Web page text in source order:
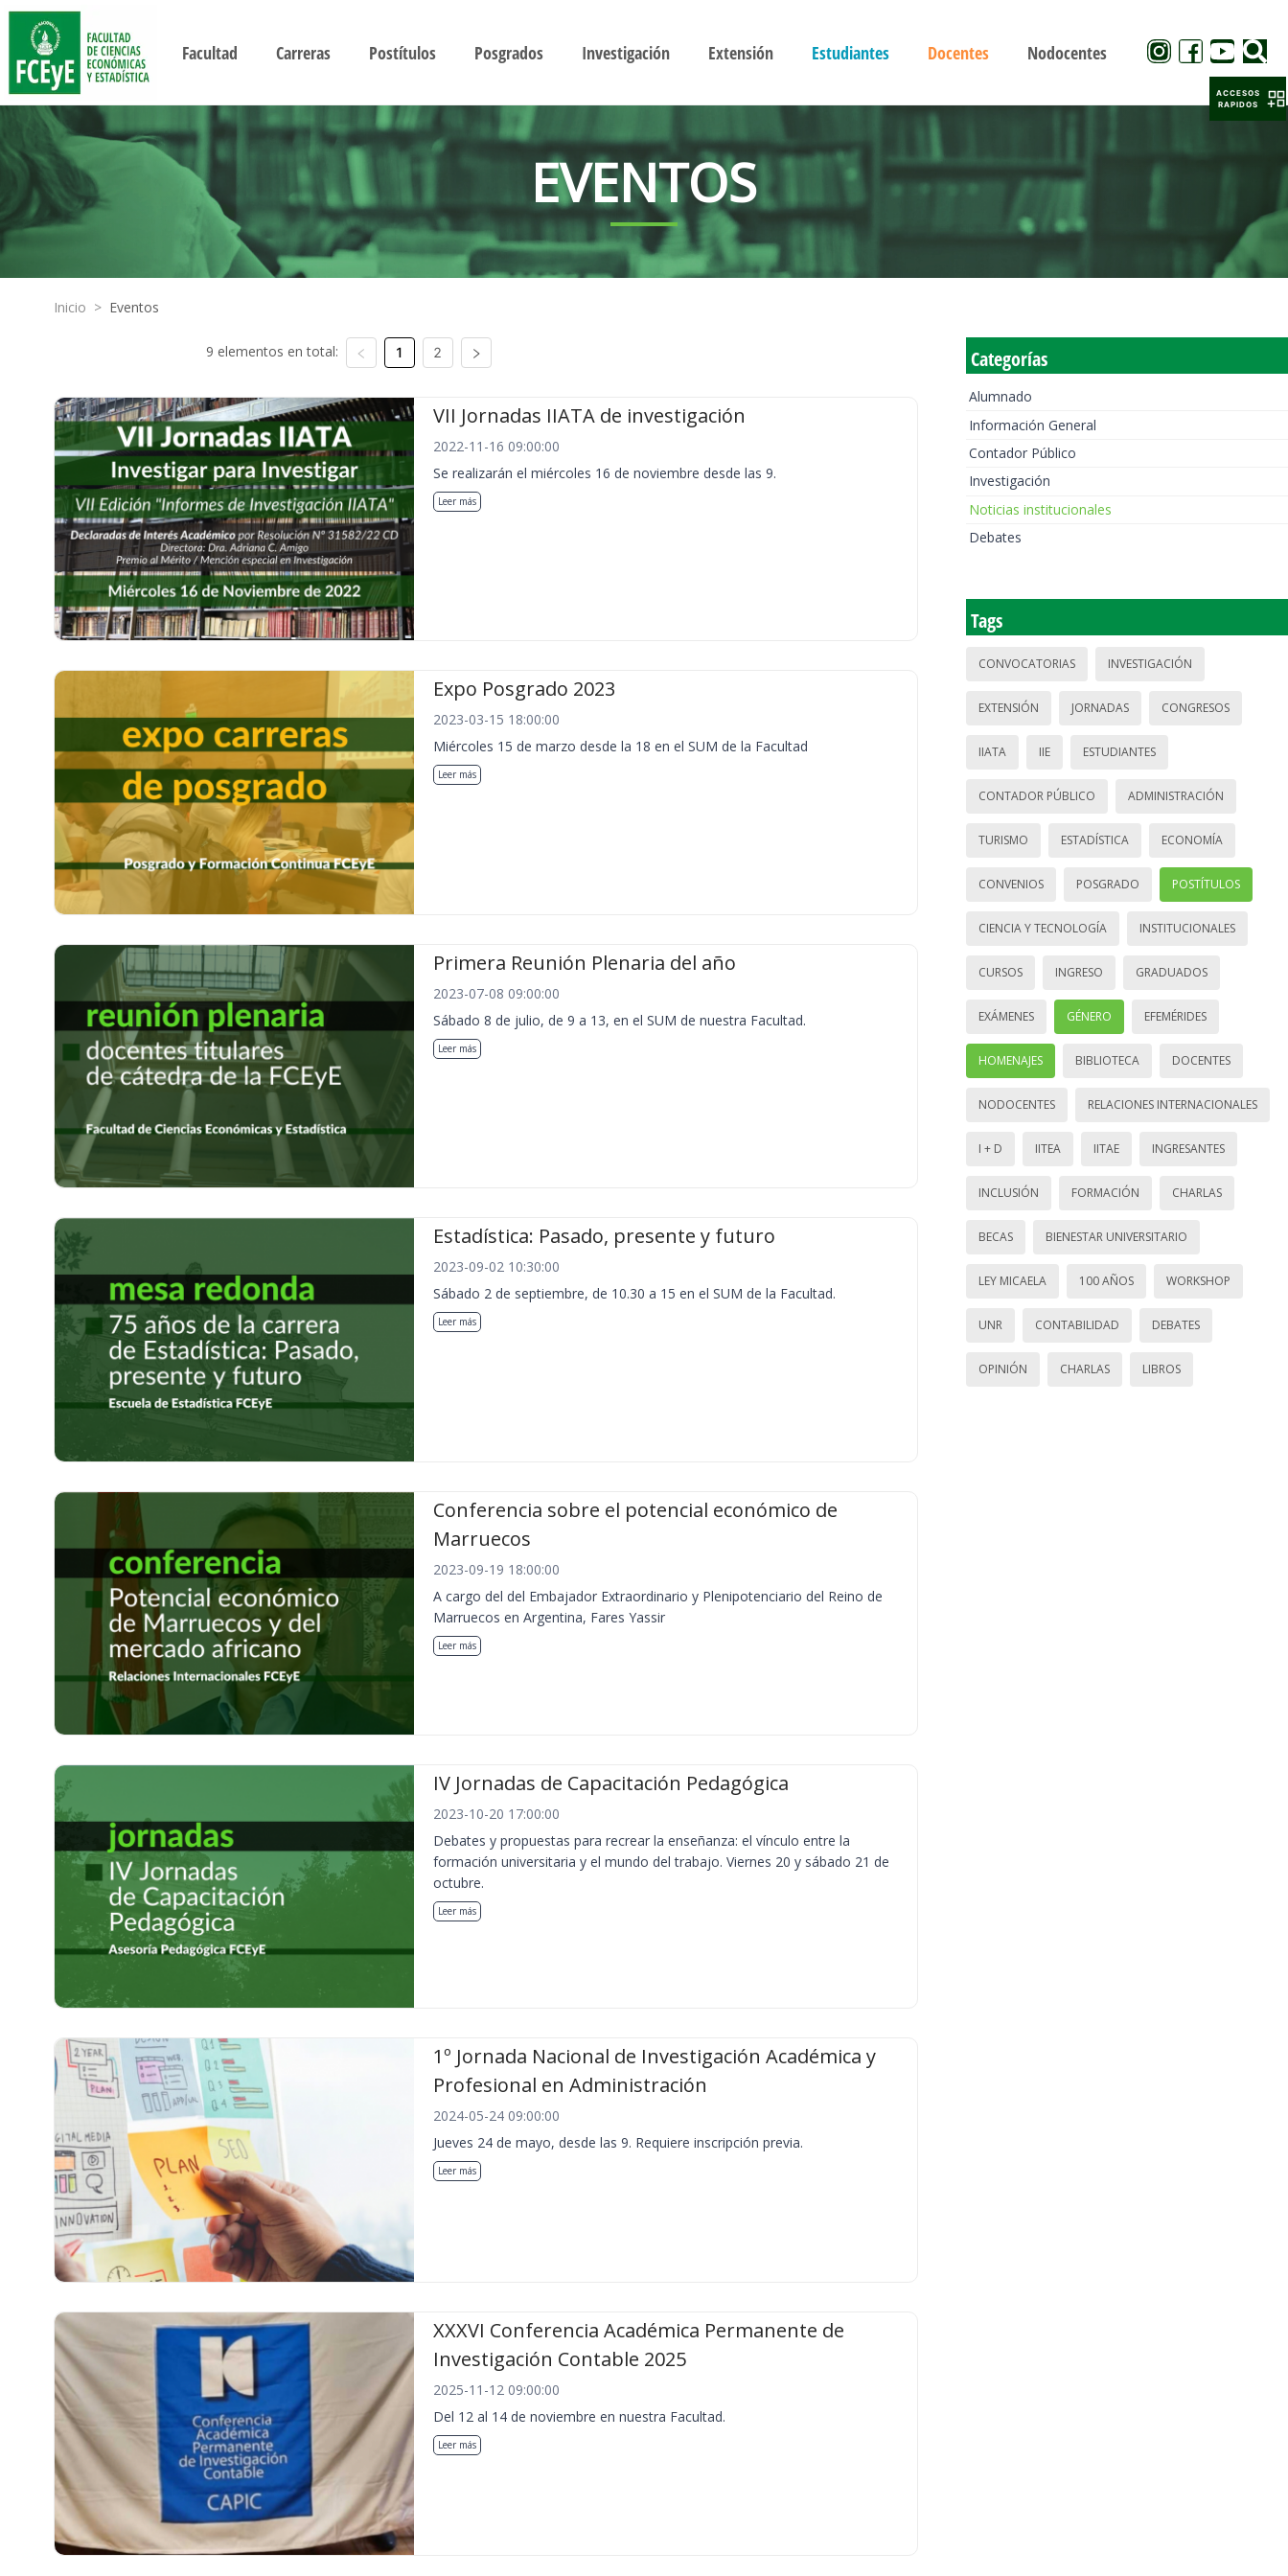
Facultad Carreras Postítulos Posgrados Investigación Extensión Estudiantes Docentes Nodocentes
EVENTOS
Inicio > Eventos
9 elementos en total: 1 2
VII Jornadas IIATA de investigación
2022-11-16 09:00:00
Se realizarán el miércoles 16 de noviembre desde las 9.
Leer más
Expo Posgrado 2023
2023-03-15 18:00:00
Miércoles 15 de marzo desde la 18 en el SUM de la Facultad
Leer más
Primera Reunión Plenaria del año
2023-07-08 09:00:00
Sábado 8 de julio, de 9 a 13, en el SUM de nuestra Facultad.
Leer más
Estadística: Pasado, presente y futuro
2023-09-02 10:30:00
Sábado 2 de septiembre, de 10.30 a 15 en el SUM de la Facultad.
Leer más
Conferencia sobre el potencial económico de
Marruecos
2023-09-19 18:00:00
A cargo del del Embajador Extraordinario y Plenipotenciario del Reino de
Marruecos en Argentina, Fares Yassir
Leer más
IV Jornadas de Capacitación Pedagógica
2023-10-20 17:00:00
Debates y propuestas para recrear la enseñanza: el vínculo entre la
formación universitaria y el mundo del trabajo. Viernes 20 y sábado 21 de
octubre.
Leer más
1º Jornada Nacional de Investigación Académica y
Profesional en Administración
2024-05-24 09:00:00
Jueves 24 de mayo, desde las 9. Requiere inscripción previa.
Leer más
XXXVI Conferencia Académica Permanente de
Investigación Contable 2025
2025-11-12 09:00:00
Del 12 al 14 de noviembre en nuestra Facultad.
Leer más
Categorías
Alumnado
Información General
Contador Público
Investigación
Noticias institucionales
Debates
Tags
CONVOCATORIAS INVESTIGACIÓN
EXTENSIÓN JORNADAS CONGRESOS
IIATA IIE ESTUDIANTES
CONTADOR PÚBLICO ADMINISTRACIÓN
TURISMO ESTADÍSTICA ECONOMÍA
CONVENIOS POSGRADO POSTÍTULOS
CIENCIA Y TECNOLOGÍA INSTITUCIONALES
CURSOS INGRESO GRADUADOS
EXÁMENES GÉNERO EFEMÉRIDES
HOMENAJES BIBLIOTECA DOCENTES
NODOCENTES RELACIONES INTERNACIONALES
I + D IITEA IITAE INGRESANTES
INCLUSIÓN FORMACIÓN CHARLAS
BECAS BIENESTAR UNIVERSITARIO
LEY MICAELA 100 AÑOS WORKSHOP
UNR CONTABILIDAD DEBATES
OPINIÓN CHARLAS LIBROS
ACCESOS
RAPIDOS